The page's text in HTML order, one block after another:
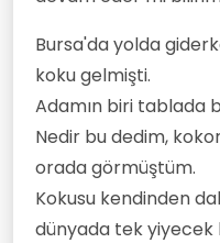
Bursa'da yolda
koku gelmişti.
Adamın biri tablada
Nedir bu dedim,
orada görmüştüm.
Kokusu kendinden
dünyada tek yiyecek